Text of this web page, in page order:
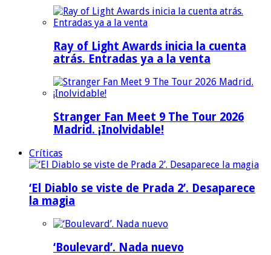
Ray of Light Awards inicia la cuenta
atrás. Entradas ya a la venta
Stranger Fan Meet 9 The Tour 2026
Madrid. ¡Inolvidable!
Críticas
‘El Diablo se viste de Prada 2’. Desaparece
la magia
‘Boulevard’. Nada nuevo